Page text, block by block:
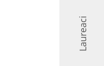
Laureaci